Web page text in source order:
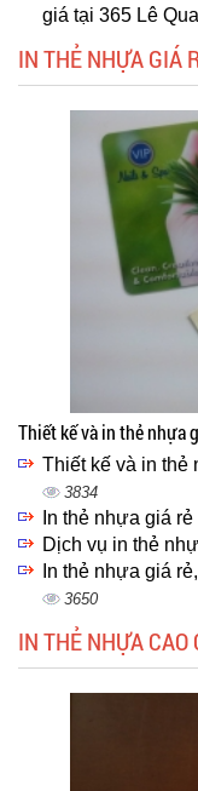
giá tại 365 Lê
IN THẺ NHỰA GIÁ
Thiết kế và in thẻ nhựa
Thiết kế và in thẻ
3834
In thẻ nhựa giá
Dịch vụ in thẻ
In thẻ nhựa giá
3650
IN THẺ NHỰA CAO